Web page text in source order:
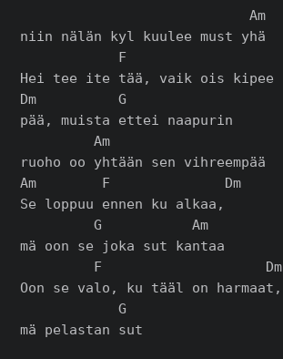
                            Am
niin nälän kyl kuulee must yhä
            F
Hei tee ite tää, vaik ois kipee
Dm          G
pää, muista ettei naapurin
         Am
ruoho oo yhtään sen vihreempää
Am        F              Dm
Se loppuu ennen ku alkaa,
         G           Am
mä oon se joka sut kantaa
         F                    Dm
Oon se valo, ku tääl on harmaat,
            G
mä pelastan sut